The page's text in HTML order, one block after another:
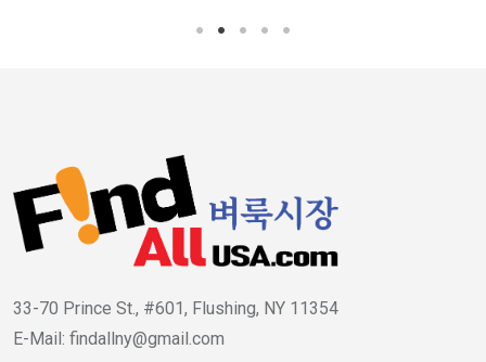
33-70 Prince St., #601, Flushing, NY 11354
E-Mail: findallny@gmail.com